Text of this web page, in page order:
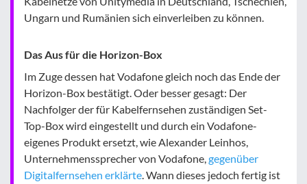
Ungarn und Rumänien sich einverleiben zu können.
Das Aus für die Horizon-Box
Im Zuge dessen hat Vodafone gleich noch das Ende der
Horizon-Box bestätigt. Oder besser gesagt: Der
Nachfolger der für Kabelfernsehen zuständigen Set-
Top-Box wird eingestellt und durch ein Vodafone-
eigenes Produkt ersetzt, wie Alexander Leinhos,
Unternehmenssprecher von Vodafone,gegenüber
Digitalfernsehen erklärte. Wann dieses jedoch fertig ist